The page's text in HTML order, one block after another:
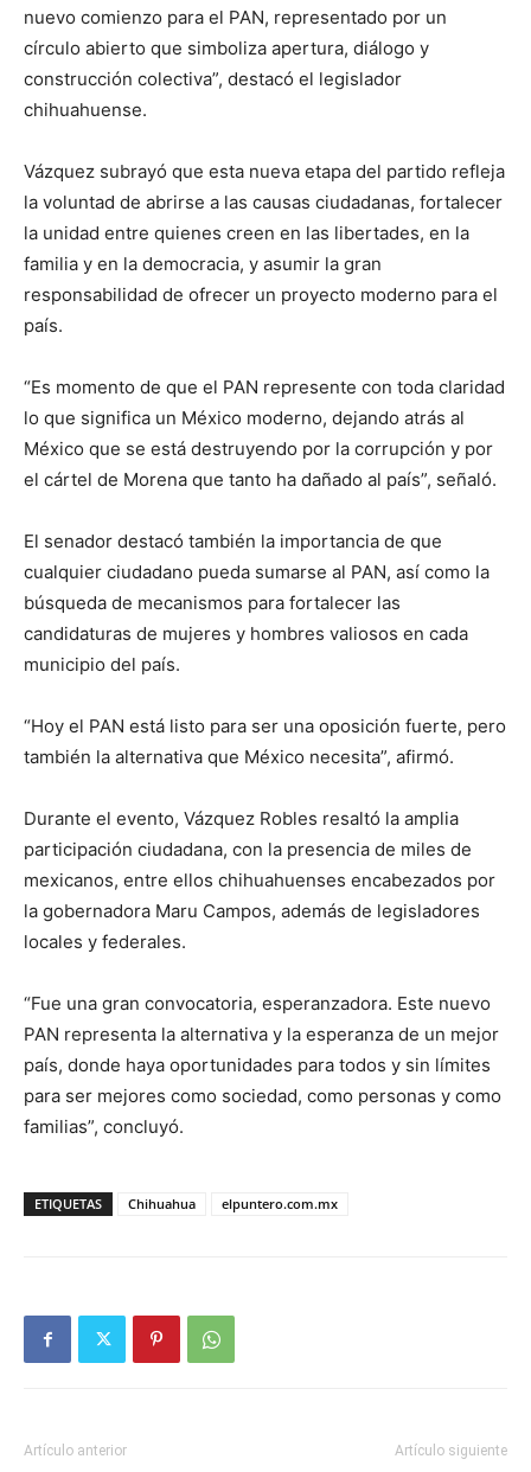
nuevo comienzo para el PAN, representado por un
círculo abierto que simboliza apertura, diálogo y
construcción colectiva”, destacó el legislador
chihuahuense.
Vázquez subrayó que esta nueva etapa del partido refleja
la voluntad de abrirse a las causas ciudadanas, fortalecer
la unidad entre quienes creen en las libertades, en la
familia y en la democracia, y asumir la gran
responsabilidad de ofrecer un proyecto moderno para el
país.
“Es momento de que el PAN represente con toda claridad
lo que significa un México moderno, dejando atrás al
México que se está destruyendo por la corrupción y por
el cártel de Morena que tanto ha dañado al país”, señaló.
El senador destacó también la importancia de que
cualquier ciudadano pueda sumarse al PAN, así como la
búsqueda de mecanismos para fortalecer las
candidaturas de mujeres y hombres valiosos en cada
municipio del país.
“Hoy el PAN está listo para ser una oposición fuerte, pero
también la alternativa que México necesita”, afirmó.
Durante el evento, Vázquez Robles resaltó la amplia
participación ciudadana, con la presencia de miles de
mexicanos, entre ellos chihuahuenses encabezados por
la gobernadora Maru Campos, además de legisladores
locales y federales.
“Fue una gran convocatoria, esperanzadora. Este nuevo
PAN representa la alternativa y la esperanza de un mejor
país, donde haya oportunidades para todos y sin límites
para ser mejores como sociedad, como personas y como
familias”, concluyó.
ETIQUETAS Chihuahua elpuntero.com.mx
Artículo anterior Artículo siguiente